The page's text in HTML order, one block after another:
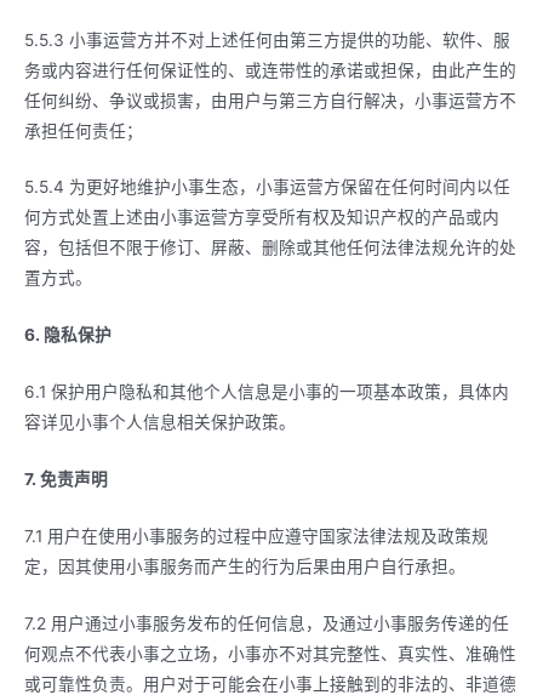
5.5.3 小事运营方并不对上述任何由第三方提供的功能、软件、服
务或内容进行任何保证性的、或连带性的承诺或担保，由此产生的
任何纠纷、争议或损害，由用户与第三方自行解决，小事运营方不
承担任何责任；
5.5.4 为更好地维护小事生态，小事运营方保留在任何时间内以任
何方式处置上述由小事运营方享受所有权及知识产权的产品或内
容，包括但不限于修订、屏蔽、删除或其他任何法律法规允许的处
置方式。
6. 隐私保护
6.1 保护用户隐私和其他个人信息是小事的一项基本政策，具体内
容详见小事个人信息相关保护政策。
7. 免责声明
7.1 用户在使用小事服务的过程中应遵守国家法律法规及政策规
定，因其使用小事服务而产生的行为后果由用户自行承担。
7.2 用户通过小事服务发布的任何信息，及通过小事服务传递的任
何观点不代表小事之立场，小事亦不对其完整性、真实性、准确性
或可靠性负责。用户对于可能会在小事上接触到的非法的、非道德